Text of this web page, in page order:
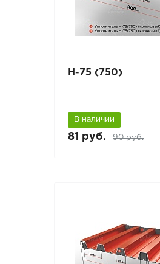
Н-75 (750)
В наличии
81 руб. 90 руб.